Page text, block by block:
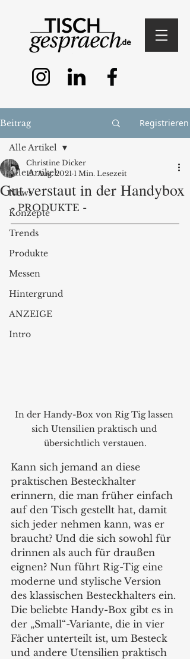
Beitrag Registrieren
Alle Artikel
News
Konzepte
Trends
Produkte
Messen
Hintergrund
ANZEIGE
Intro
Alle Artikel
Gut verstaut in der Handybox
Christine Dicker
19. Aug. 2021 1 Min. Lesezeit
- PRODUKTE -
In der Handy-Box von Rig Tig lassen
sich Utensilien praktisch und
übersichtlich verstauen.
Kann sich jemand an diese
praktischen Besteckhalter
erinnern, die man früher einfach
auf den Tisch gestellt hat, damit
sich jeder nehmen kann, was er
braucht? Und die sich sowohl für
drinnen als auch für draußen
eignen? Nun führt Rig-Tig eine
moderne und stylische Version
des klassischen Besteckhalters ein.
Die beliebte Handy-Box gibt es in
der „Small“-Variante, die in vier
Fächer unterteilt ist, um Besteck
und andere Utensilien praktisch